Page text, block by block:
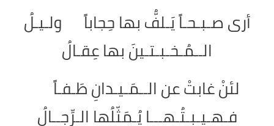
أرى صـبـحـاً يَـلفُّ بها حِجاباً ولـيـلُ
الــمُـخـبـتـينَ بها عِقـالُ
لئنْ غابتْ عن الــمَـيـدانِ طَـفـاً
فـهـيـبـتُـهـــا يُـمَثّلُها الـرِّجــالُ